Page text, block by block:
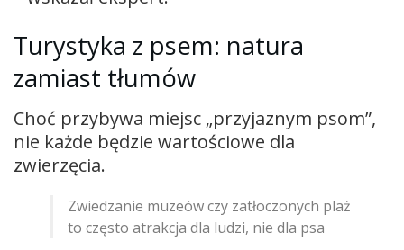
Turystyka z psem: natura
zamiast tłumów
Choć przybywa miejsc „przyjaznym psom”,
nie każde będzie wartościowe dla
zwierzęcia.
Zwiedzanie muzeów czy zatłoczonych plaż
to często atrakcja dla ludzi, nie dla psa